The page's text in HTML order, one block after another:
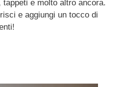
e molto altro ancora.
e aggiungi un tocco di